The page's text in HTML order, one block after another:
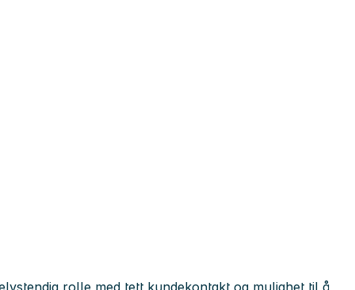
rolle med tett kundekontakt og mulighet til å